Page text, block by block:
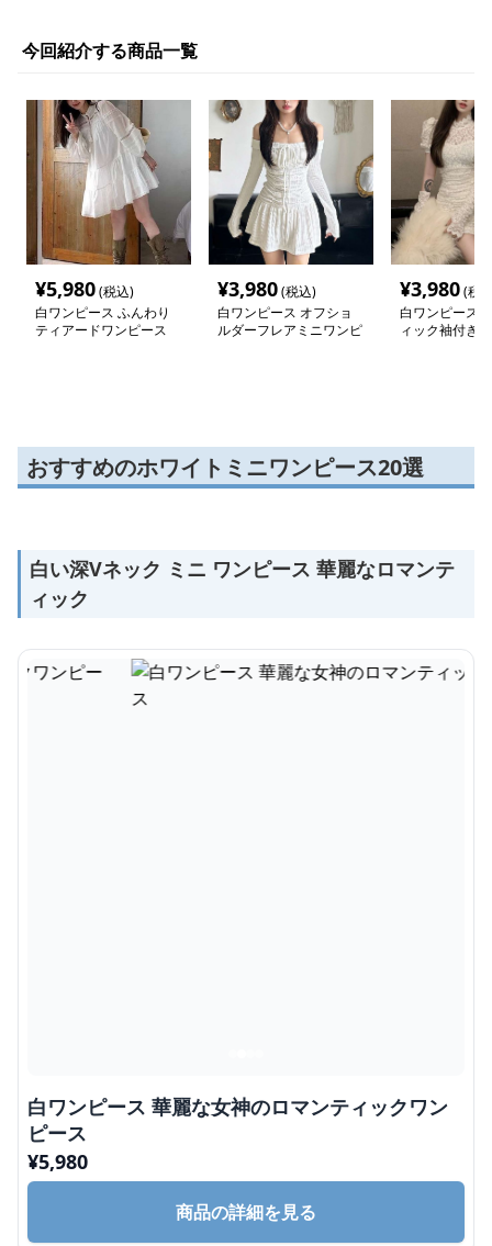
今回紹介する商品一覧
¥5,980(税込)
白ワンピース ふんわり
ティアードワンピース
¥3,980(税込)
白ワンピース オフショ
ルダーフレアミニワンピ
¥3,980(税
白ワンピース
ィック袖付き
おすすめのホワイトミニワンピース20選
白い深Vネック ミニ ワンピース 華麗なロマンテ
ィック
白ワンピース 華麗な女神のロマンティックワン
ピース
¥5,980
商品の詳細を見る